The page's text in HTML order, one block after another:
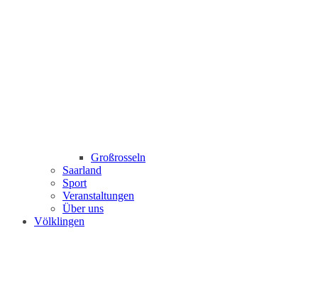
Großrosseln
Saarland
Sport
Veranstaltungen
Über uns
Völklingen